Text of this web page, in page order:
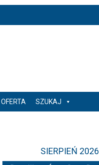
OFERTA SZUKAJ
SIERPIEŃ 2026